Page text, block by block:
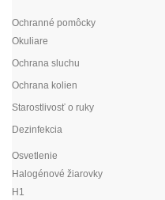
Ochranné pomôcky
Okuliare
Ochrana sluchu
Ochrana kolien
Starostlivosť o ruky
Dezinfekcia
Osvetlenie
Halogénové žiarovky
H1